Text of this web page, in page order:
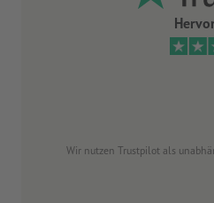
Wir nutzen Trustpilot als